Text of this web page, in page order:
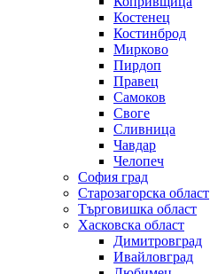
Костенец
Костинброд
Мирково
Пирдоп
Правец
Самоков
Своге
Сливница
Чавдар
Челопеч
София град
Старозагорска област
Търговишка област
Хасковска област
Димитровград
Ивайловград